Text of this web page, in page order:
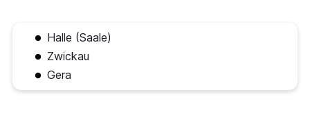
Halle (Saale)
Zwickau
Gera